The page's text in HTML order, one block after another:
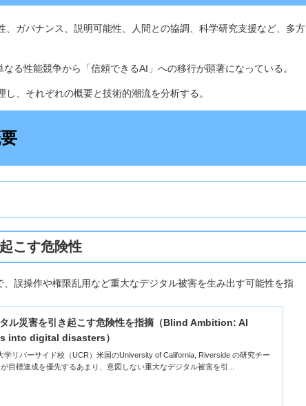
ガバナンス、説明可能性、人間との協調、科学研究支援など、多方
る性能競争から「信頼できるAI」への移行が顕著になっている。
、それぞれの概要と技術的潮流を分析する。
こす危険性
誤操作や権限乱用など重大なデジタル被害を生み出す可能性を指
ル災害を引き起こす危険性を指摘（Blind Ambition: AI
into digital disasters）
学リバーサイド校（UCR）米国のUniversity of California, Riverside の研究チー
目標達成を優先するあまり、意図しない重大なデジタル被害を引...